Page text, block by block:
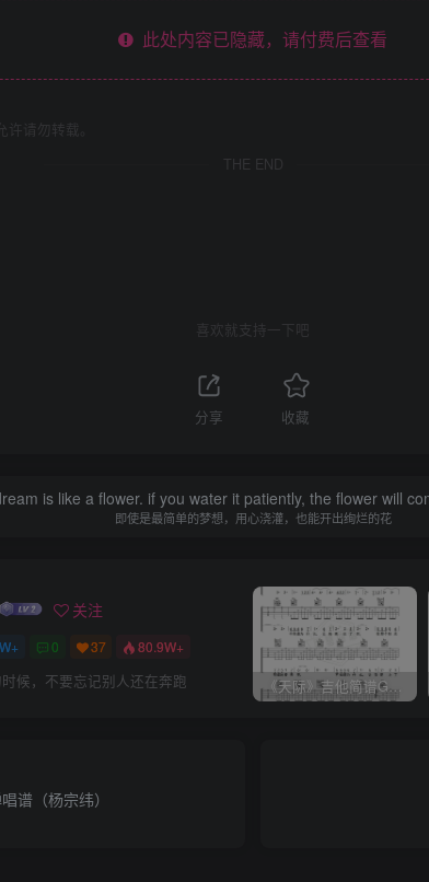
此处内容已隐藏，请付费后查看
请勿转载。
THE END
喜欢就支持一下吧
分享 收藏
is like a flower. if you water it patiently, the flower will
即使是最简单的梦想，用心浇灌，也能开出绚烂的花
关注
0 37 80.9W+
候，不要忘记别人还在奔跑 《天际》吉他简谱G调弹唱谱（姜玉阳）
谱（杨宗纬）